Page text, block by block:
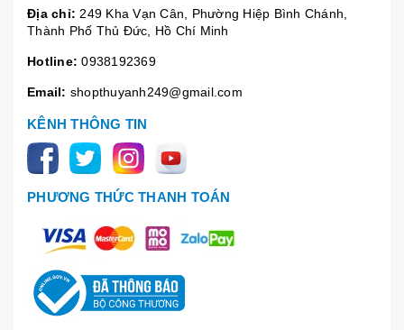
Địa chỉ: 249 Kha Vạn Cân, Phường Hiệp Bình Chánh,
Thành Phố Thủ Đức, Hồ Chí Minh
Hotline: 0938192369
Email: shopthuyanh249@gmail.com
KÊNH THÔNG TIN
PHƯƠNG THỨC THANH TOÁN